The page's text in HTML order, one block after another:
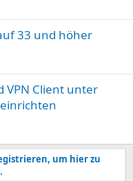
33 und höher
VPN Client unter
um hier zu